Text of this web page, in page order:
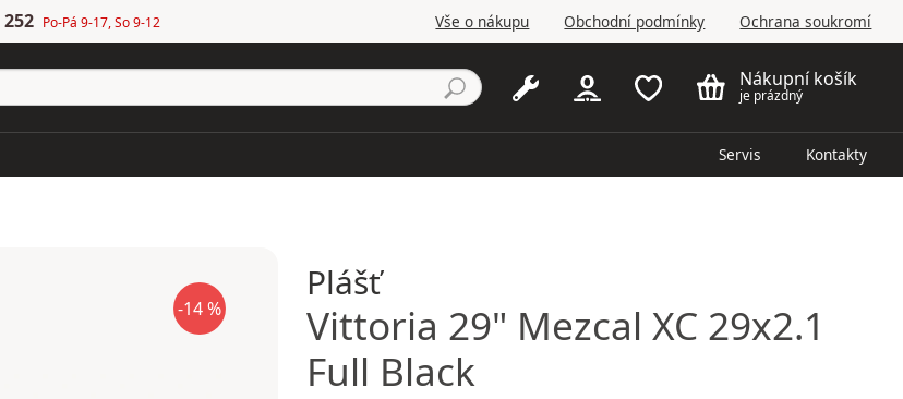
252 Po-Pá 9-17, So 9-12 Vše o nákupu Obchodní podmínky Ochrana soukromí
Nákupní košík
je prázdný
Servis Kontakty
-14 %
Plášť
Vittoria 29" Mezcal XC 29x2.1
Full Black